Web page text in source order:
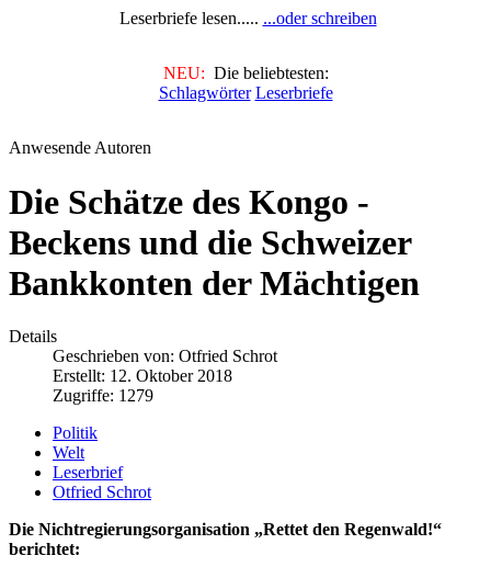
Leserbriefe lesen..... ...oder schreiben
NEU: Die beliebtesten:
Schlagwörter Leserbriefe
Anwesende Autoren
Die Schätze des Kongo -
Beckens und die Schweizer
Bankkonten der Mächtigen
Details
Geschrieben von: Otfried Schrot
Erstellt: 12. Oktober 2018
Zugriffe: 1279
Politik
Welt
Leserbrief
Otfried Schrot
Die Nichtregierungsorganisation „Rettet den Regenwald!“
berichtet: